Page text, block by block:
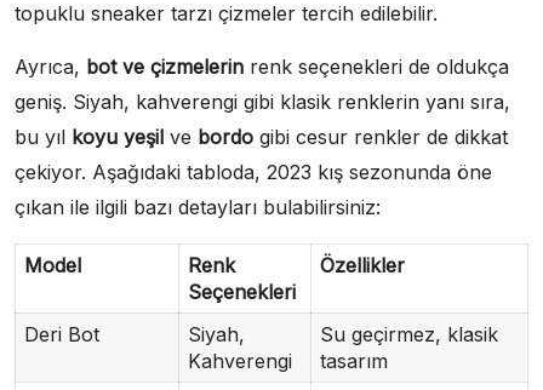
topuklu sneaker tarzı çizmeler tercih edilebilir.
Ayrıca, bot ve çizmelerin renk seçenekleri de oldukça
geniş. Siyah, kahverengi gibi klasik renklerin yanı sıra,
bu yıl koyu yeşil ve bordo gibi cesur renkler de dikkat
çekiyor. Aşağıdaki tabloda, 2023 kış sezonunda öne
çıkan ile ilgili bazı detayları bulabilirsiniz:
Model
Renk
Seçenekleri
Özellikler
Deri Bot
Siyah,
Kahverengi
Su geçirmez, klasik
tasarım